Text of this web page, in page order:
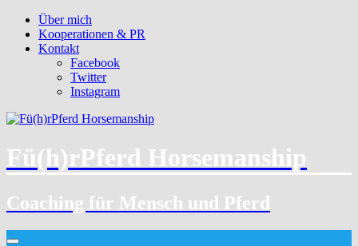
Über mich
Kooperationen & PR
Kontakt
Facebook
Twitter
Instagram
Fü(h)rPferd Horsemanship
Coaching für Mensch und Pferd